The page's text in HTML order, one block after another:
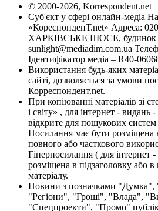
© 2000-2026, Korrespondent.net
Суб'єкт у сфері онлайн-медіа
«КореспонденТ.net» Адреса:
ХАРКІВСЬКЕ ШОСЕ, будинок
sunlight@mediadim.com.ua
Ідентифікатор медіа – R40-
Використання будь-яких
сайті, дозволяється за умови
Корреспондент.net.
При копіюванні матеріалів зі
і світу» , для інтернет - видань
відкрите для пошукових систем
Посилання має бути розміщена
повного або часткового
Гіперпосилання ( для інтернет
розміщена в підзаголовку або
матеріалу.
Новини з позначками "Думка",
"Регіони", "Гроші", "Влада",
"Спецпроекти", "Промо"